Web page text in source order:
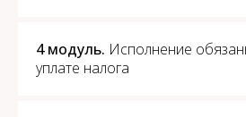
4 модуль. Исполнение
уплате налога